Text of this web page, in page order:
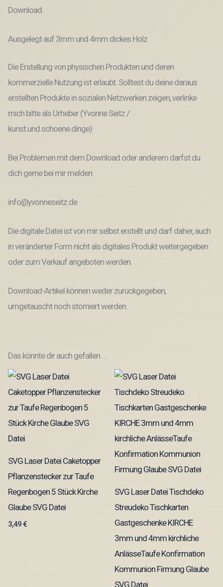
Laserdatei
Menge
Download.
Ausgelegt auf 3mm und 4mm dickes Holz
Die Erstellung von physischen Produkten und deren
kommerzielle Nutzung ist erlaubt. Solltest du deine daraus
erstellten Produkte in sozialen Netzwerken zeigen, verlinke
mich bitte als Urheber (Yvonne Seitz /
kunst.und.schoene.dinge)
Bei Problemen mit dem Download oder anderem darfst du
dich gerne bei mir melden:
info@yvonneseitz.de
Die digitale Datei ist von mir selbst erstellt und darf daher, auch
in veränderter Form nicht als digitales Produkt weitergegeben
oder zum Verkauf angeboten werden.
Download-Artikel können weder zurückgegeben,
umgetauscht noch storniert werden.
Das könnte dir auch gefallen …
SVG Laser Datei Caketopper
Pflanzenstecker zur Taufe
Regenbogen 5 Stück Kirche
Glaube SVG Datei
3,49€
SVG Laser Datei Tischdeko
Streudeko Tischkarten
Gastgeschenke KIRCHE
3mm und 4mm kirchliche
AnlässeTaufe Konfirmation
Kommunion Firmung Glaube
SVG Datei